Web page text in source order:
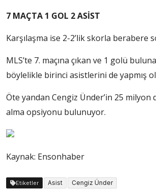
7 MAÇTA 1 GOL 2 ASİST
Karşılaşma ise 2-2’lik skorla berabere
MLS’te 7. maçına çıkan ve 1 golü
böylelikle birinci asistlerini de yapmış
Öte yandan Cengiz Ünder’in 25 milyon
alma opsiyonu bulunuyor.
Kaynak: Ensonhaber
Etiketler Asist Cengiz Ünder